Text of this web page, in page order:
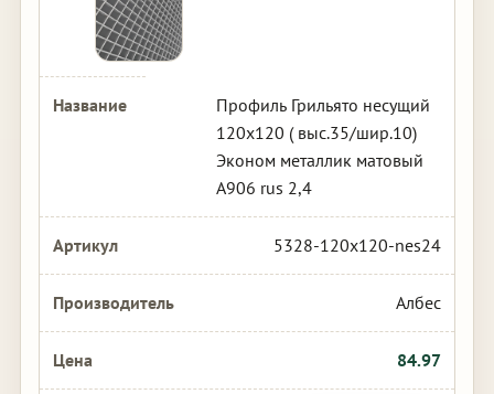
Профиль Грильято несущий
120х120 ( выс.35/шир.10)
Эконом металлик матовый
А906 rus 2,4
5328-120x120-nes24
Албес
84.97